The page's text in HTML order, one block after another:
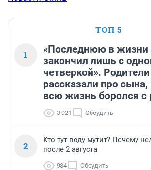
ТОП 5
1
«Последнюю в жизни
закончил лишь с
четверкой». Родители
рассказали про
всю жизнь боролся с
3 921 Обсудить
2
Кто тут воду мутит? Почему
после 2 августа
984 Обсудить